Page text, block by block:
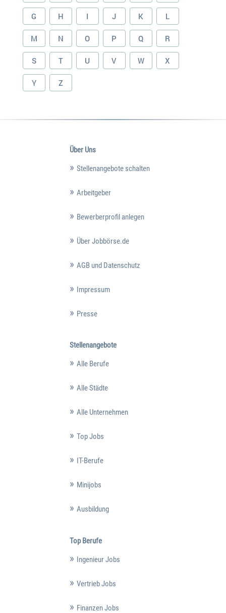
G H I J K L
M N O P Q R
S T U V W X
Y Z
Über Uns
Stellenangebote schalten
Arbeitgeber
Bewerberprofil anlegen
Über Jobbörse.de
AGB und Datenschutz
Impressum
Presse
Stellenangebote
Alle Berufe
Alle Städte
Alle Unternehmen
Top Jobs
IT-Berufe
Minijobs
Ausbildung
Top Berufe
Ingenieur Jobs
Vertrieb Jobs
Finanzen Jobs